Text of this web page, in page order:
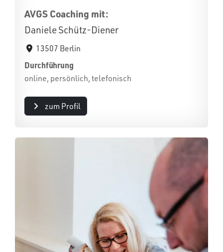
AVGS Coaching mit:
Daniele Schütz-Diener
13507 Berlin
Durchführung
online, persönlich, telefonisch
zum Profil